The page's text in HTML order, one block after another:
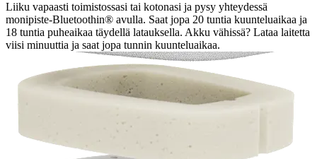
Liiku vapaasti toimistossasi tai kotonasi ja pysy yhteydessä
monipiste-Bluetoothin® avulla. Saat jopa 20 tuntia kuunteluaikaa ja
18 tuntia puheaikaa täydellä latauksella. Akku vähissä? Lataa laitetta
viisi minuuttia ja saat jopa tunnin kuunteluaikaa.